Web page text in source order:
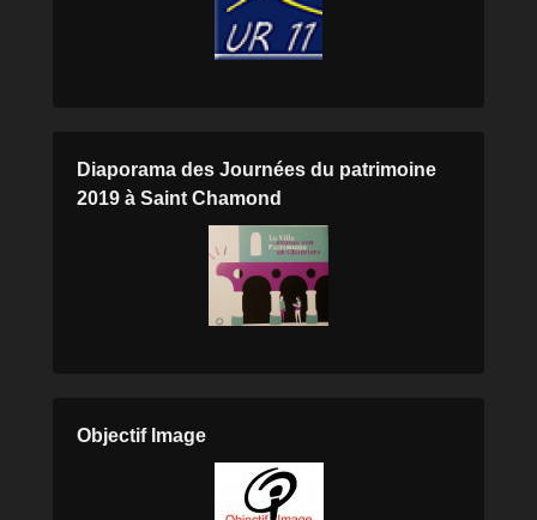
Diaporama des Journées du patrimoine
2019 à Saint Chamond
Objectif Image